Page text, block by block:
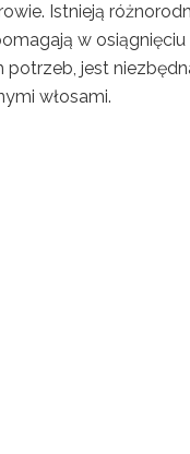
Istnieją
w osiągnięciu
jest
włosami.